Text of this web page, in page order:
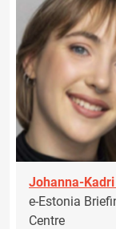
Johanna-
e-Estonia
Centre